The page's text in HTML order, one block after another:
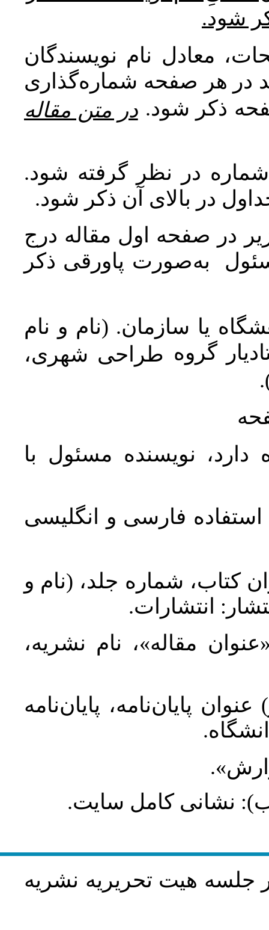
شود.
معادل نام نویسندگان
در هر صفحه شماره‌گذاری
ذکر شود. در متن مقاله
در نظر گرفته شود.
در بالای آن ذکر شود.
در صفحه اول مقاله درج
به‌صورت پاورقی ذکر
یا سازمان. (نام و نام
گروه طراحی شهری،
نویسنده مسئول با
استفاده فارسی و انگلیسی
کتاب، شماره جلد، (نام و
انتشارات.
مقاله»، نام نشریه،
پایان‌نامه، پایان‌نامه
نشانی کامل سایت.
جلسه هيت تحريريه نشريه